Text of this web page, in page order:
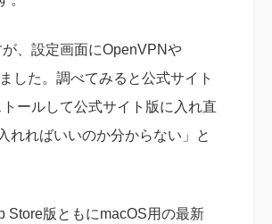
、設定画面にOpenVPNや
した。調べてみると公式サイト
ールして公式サイト版に入れ直
れればいいのか分からない」と
Store版ともにmacOS用の最新